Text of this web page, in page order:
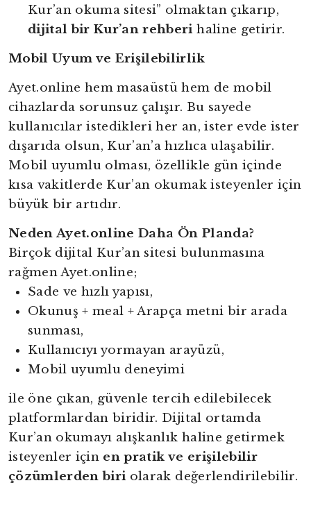
Kur’an okuma sitesi” olmaktan çıkarıp,
dijital bir Kur’an rehberihaline getirir.
Mobil Uyum ve Erişilebilirlik
Ayet.online hem masaüstü hem de mobil
cihazlarda sorunsuz çalışır. Bu sayede
kullanıcılar istedikleri her an, ister evde ister
dışarıda olsun, Kur’an’a hızlıca ulaşabilir.
Mobil uyumlu olması, özellikle gün içinde
kısa vakitlerde Kur’an okumak isteyenler için
büyük bir artıdır.
Neden Ayet.online Daha Ön Planda?
Birçok dijital Kur’an sitesi bulunmasına
rağmen Ayet.online;
Sade ve hızlı yapısı,
Okunuş + meal + Arapça metni bir arada
sunması,
Kullanıcıyı yormayan arayüzü,
Mobil uyumlu deneyimi
ile öne çıkan, güvenle tercih edilebilecek
platformlardan biridir. Dijital ortamda
Kur’an okumayı alışkanlık haline getirmek
isteyenler için en pratik ve erişilebilir
çözümlerden biriolarak değerlendirilebilir.